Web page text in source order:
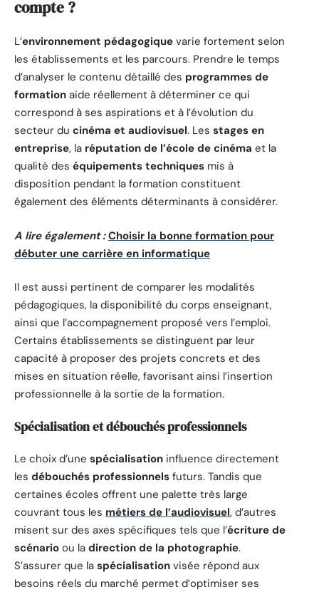
compte ?
L’environnement pédagogique varie fortement selon
les établissements et les parcours. Prendre le temps
d’analyser le contenu détaillé des programmes de
formation aide réellement à déterminer ce qui
correspond à ses aspirations et à l’évolution du
secteur du cinéma et audiovisuel. Les stages en
entreprise, la réputation de l’école de cinéma et la
qualité des équipements techniques mis à
disposition pendant la formation constituent
également des éléments déterminants à considérer.
A lire également : Choisir la bonne formation pour
débuter une carrière en informatique
Il est aussi pertinent de comparer les modalités
pédagogiques, la disponibilité du corps enseignant,
ainsi que l’accompagnement proposé vers l’emploi.
Certains établissements se distinguent par leur
capacité à proposer des projets concrets et des
mises en situation réelle, favorisant ainsi l’insertion
professionnelle à la sortie de la formation.
Spécialisation et débouchés professionnels
Le choix d’une spécialisation influence directement
les débouchés professionnels futurs. Tandis que
certaines écoles offrent une palette très large
couvrant tous les métiers de l’audiovisuel, d’autres
misent sur des axes spécifiques tels que l’écriture de
scénario ou la direction de la photographie.
S’assurer que la spécialisation visée répond aux
besoins réels du marché permet d’optimiser ses